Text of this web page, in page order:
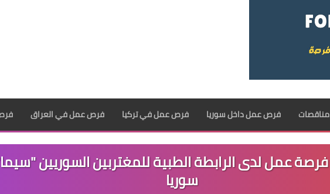
مناقصات فرص عمل داخل سوريا فرص عمل في تركيا فرص عمل في العراق
اكثر من 30 فرصة عمل لدى الرابطة الطبية للمغتربين السوريين
سوريا